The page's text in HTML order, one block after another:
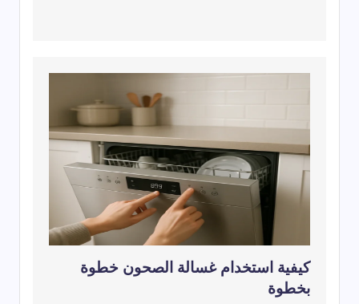
كيفية استخدام غسالة الصحون خطوة
بخطوة